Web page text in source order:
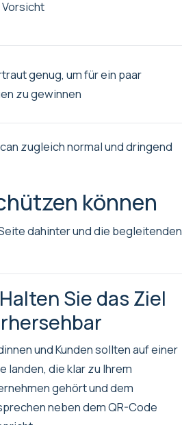
genug, um für ein paar
zu gewinnen
zugleich normal und dringend
können
dahinter und die begleitenden
Sie das Ziel
und Kunden sollten auf einer
landen, die klar zu Ihrem
gehört und dem
neben dem QR-Code